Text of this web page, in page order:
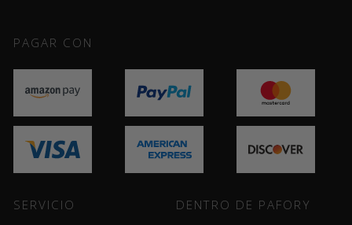
PAGAR CON
SERVICIO DENTRO DE PAFORY